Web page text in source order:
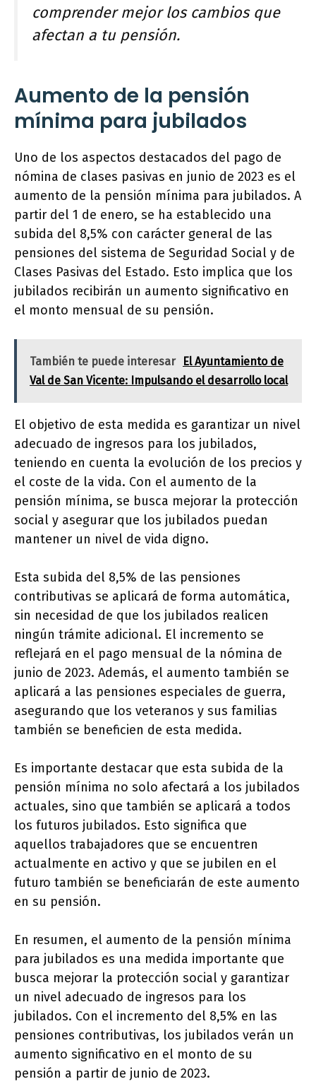
comprender mejor los cambios que
afectan a tu pensión.
Aumento de la pensión
mínima para jubilados
Uno de los aspectos destacados del pago de
nómina de clases pasivas en junio de 2023 es el
aumento de la pensión mínima para jubilados. A
partir del 1 de enero, se ha establecido una
subida del 8,5% con carácter general de las
pensiones del sistema de Seguridad Social y de
Clases Pasivas del Estado. Esto implica que los
jubilados recibirán un aumento significativo en
el monto mensual de su pensión.
También te puede interesar
El Ayuntamiento de
Val de San Vicente: Impulsando el desarrollo local
El objetivo de esta medida es garantizar un nivel
adecuado de ingresos para los jubilados,
teniendo en cuenta la evolución de los precios y
el coste de la vida. Con el aumento de la
pensión mínima, se busca mejorar la protección
social y asegurar que los jubilados puedan
mantener un nivel de vida digno.
Esta subida del 8,5% de las pensiones
contributivas se aplicará de forma automática,
sin necesidad de que los jubilados realicen
ningún trámite adicional. El incremento se
reflejará en el pago mensual de la nómina de
junio de 2023. Además, el aumento también se
aplicará a las pensiones especiales de guerra,
asegurando que los veteranos y sus familias
también se beneficien de esta medida.
Es importante destacar que esta subida de la
pensión mínima no solo afectará a los jubilados
actuales, sino que también se aplicará a todos
los futuros jubilados. Esto significa que
aquellos trabajadores que se encuentren
actualmente en activo y que se jubilen en el
futuro también se beneficiarán de este aumento
en su pensión.
En resumen, el aumento de la pensión mínima
para jubilados es una medida importante que
busca mejorar la protección social y garantizar
un nivel adecuado de ingresos para los
jubilados. Con el incremento del 8,5% en las
pensiones contributivas, los jubilados verán un
aumento significativo en el monto de su
pensión a partir de junio de 2023.